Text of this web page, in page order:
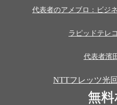
代表者のアメブロ：ビジ
ラピッドテレ
代表者濱
NTTフレッツ光
無